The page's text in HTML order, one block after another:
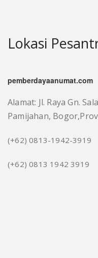
Lokasi
pemberdayaanumat.com
Alamat: Jl. Raya Gn.
Pamijahan,
(+62) 0813-1942-3919
(+62) 0813 1942 3919